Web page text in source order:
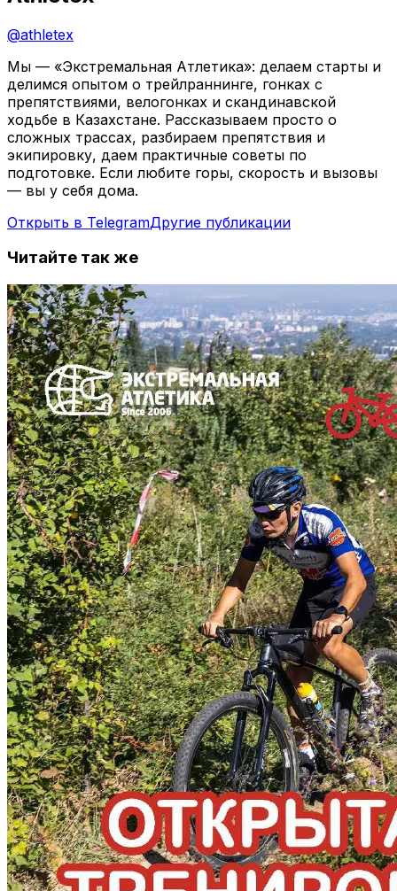
@athletex
Мы — «Экстремальная Атлетика»: делаем старты и
делимся опытом о трейлраннинге, гонках с
препятствиями, велогонках и скандинавской
ходьбе в Казахстане. Рассказываем просто о
сложных трассах, разбираем препятствия и
экипировку, даем практичные советы по
подготовке. Если любите горы, скорость и вызовы
— вы у себя дома.
Открыть в TelegramДругие публикации
Читайте так же